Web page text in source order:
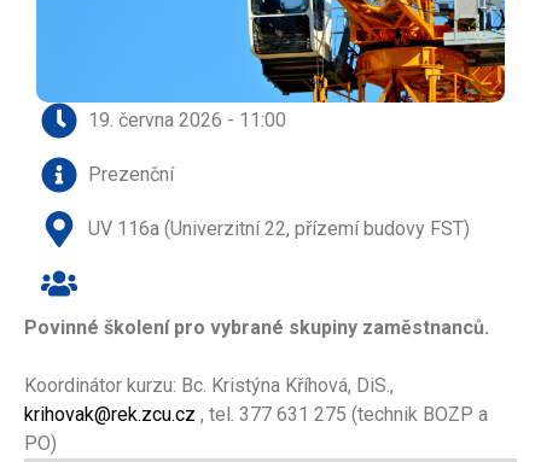
19. června 2026 - 11:00
Prezenční
UV 116a (Univerzitní 22, přízemí budovy FST)
Povinné školení pro vybrané skupiny zaměstnanců.
Koordinátor kurzu: Bc. Kristýna Kříhová, DiS.,
krihovak@rek.zcu.cz , tel. 377 631 275 (technik BOZP a
PO)